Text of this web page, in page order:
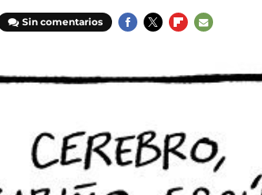
Sin comentarios